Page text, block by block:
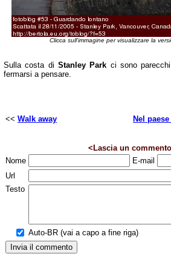
Clicca sull'immagine per visualizzare la
Sulla costa di Stanley Park ci sono
fermarsi a pensare.
<< Walk away Nel
<Lascia un
Nome
E-mail
Url
Testo
Auto-BR (vai a capo a fine riga)